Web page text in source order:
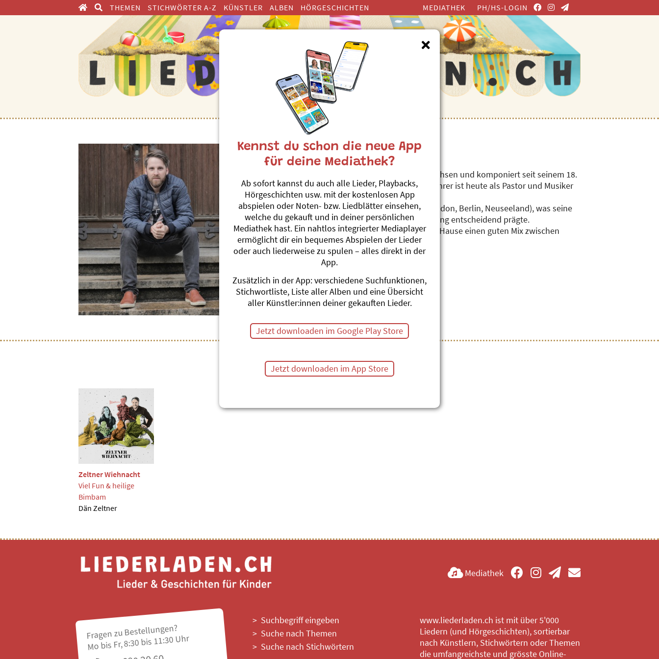
THEMEN STICHWÖRTER A-Z KÜNSTLER ALBEN
HÖRGESCHICHTEN
ENTDECKEN
MEDIATHEK PH/HS-LOGIN
Dän Zeltner
Dän Zeltner (*1981) ist im Kanton Bern aufgewachsen und komponiert seit seinem 18.
Geburtstag Mundartlieder. Der gelernte Primarlehrer ist heute als Pastor und Musiker
tätig und wohnt im Kanton Zürich.
Er verbrachte achteinhalb Jahre im Ausland (London, Berlin, Neuseeland), was seine
berufliche Laufbahn und musikalische Entwicklung entscheidend prägte.
Dän ist Vater von sechs Kindern und versucht zu Hause einen guten Mix zwischen
Krach und Stille zu kultivieren.
www.dänzeltner.ch
Aktuelle Alben von Dän Zeltner
Zeltner Wiehnacht
Viel Fun & heilige
Bimbam
Dän Zeltner
Mediathek
Fragen zu Bestellungen?
Mo bis Fr, 8:30 bis 11:30 Uhr
Suchbegriff eingeben
Suche nach Themen
Suche nach Stichwörtern
www.liederladen.ch ist mit über 5'000
Liedern (und Hörgeschichten), sortierbar
nach Künstlern, Stichwörtern oder Themen
die umfangreichste und grösste Online-
Kennst du schon die neue App
für deine Mediathek?
Ab sofort kannst du auch alle Lieder, Playbacks,
Hörgeschichten usw. mit der kostenlosen App
abspielen oder Noten- bzw. Liedblätter einsehen,
welche du gekauft und in deiner persönlichen
Mediathek hast. Ein nahtlos integrierter Mediaplayer
ermöglicht dir ein bequemes Abspielen der Lieder
oder auch liederweise zu spulen – alles direkt in der
App.
Zusätzlich in der App: verschiedene Suchfunktionen,
Stichwortliste, Liste aller Alben und eine Übersicht
aller Künstler:innen deiner gekauften Lieder.
Jetzt downloaden im Google Play Store
Jetzt downloaden im App Store